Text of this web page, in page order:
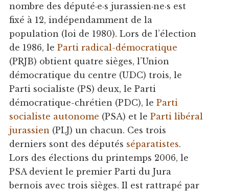
nombre des député·e·s jurassien·ne·s est
fixé à 12, indépendamment de la
population (loi de 1980). Lors de l’élection
de 1986, le Parti radical-démocratique
(PRJB) obtient quatre sièges, l’Union
démocratique du centre (UDC) trois, le
Parti socialiste (PS) deux, le Parti
démocratique-chrétien (PDC), le Parti
socialiste autonome (PSA) et le Parti libéral
jurassien (PLJ) un chacun. Ces trois
derniers sont des députés séparatistes.
Lors des élections du printemps 2006, le
PSA devient le premier Parti du Jura
bernois avec trois sièges. Il est rattrapé par